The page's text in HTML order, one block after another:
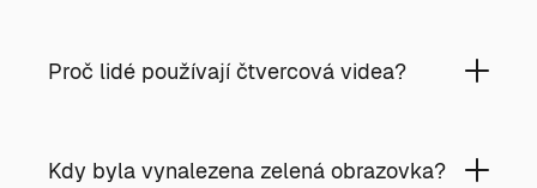
Proč lidé používají čtvercová videa?
Kdy byla vynalezena zelená obrazovka?